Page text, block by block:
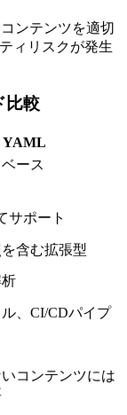
ンテンツを適切
ィリスクが発生
比較
YAML
ース
サポート
含む拡張型
、CI/CDパイプ
コンテンツには